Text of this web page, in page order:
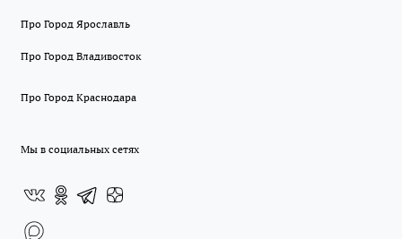
Про Город Ярославль
Про Город Владивосток
Про Город Краснодара
Мы в социальных сетях